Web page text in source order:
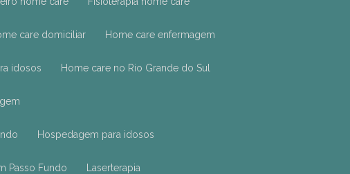
care domiciliar Home care enfermagem
idosos Home care no Rio Grande do Sul
Hospedagem para idosos
Passo Fundo Laserterapia